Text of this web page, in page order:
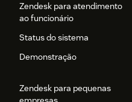
Zendesk para atendimento
ao funcionário
Status do sistema
Demonstração
Zendesk para pequenas